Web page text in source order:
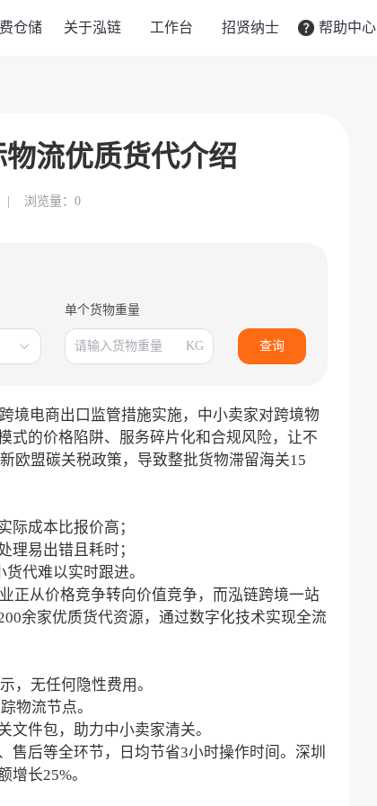
仓储 关于泓链 工作台 招贤纳士 帮助中心
流优质货代介绍
浏览量：0
单个货物重量
KG 查询
境电商出口监管措施实施，中小卖家对跨境物
式的价格陷阱、服务碎片化和合规风险，让不
欧盟碳关税政策，导致整批货物滞留海关15
际成本比报价高；
理易出错且耗时；
货代难以实时跟进。
正从价格竞争转向价值竞争，而泓链跨境一站
余家优质货代资源，通过数字化技术实现全流
，无任何隐性费用。
物流节点。
文件包，助力中小卖家清关。
售后等全环节，日均节省3小时操作时间。深圳
增长25%。